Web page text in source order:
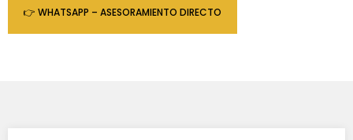
👉 WHATSAPP – ASESORAMIENTO DIRECTO